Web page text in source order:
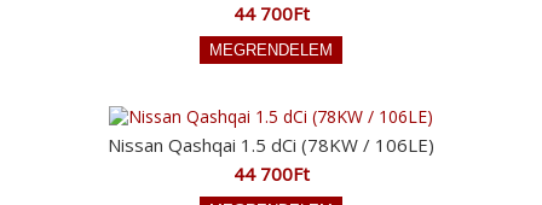
44 700Ft
Nissan Qashqai 1.5 dCi (78KW / 106LE)
44 700Ft